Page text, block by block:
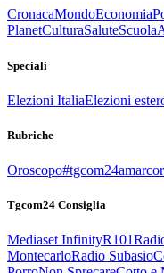
CronacaMondoEconomia
PlanetCulturaSaluteScuola
Speciali
Elezioni ItaliaElezioni
Rubriche
Oroscopo
Tgcom24 Consiglia
Mediaset InfinityR101
MontecarloRadio Subasio